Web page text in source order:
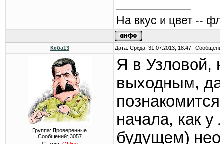
На вкус и цвет --
Коба13 Дата: Среда, 31.07.2013, 18:47 |
Группа: Проверенные
Сообщений: 3057
Я в Узловой,
выходным,
начала, как
будущем)